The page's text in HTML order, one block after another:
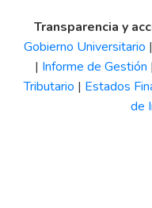
Transparencia y
Gobierno Universitario |
| Informe de Gestión |
Tributario | Estados
de